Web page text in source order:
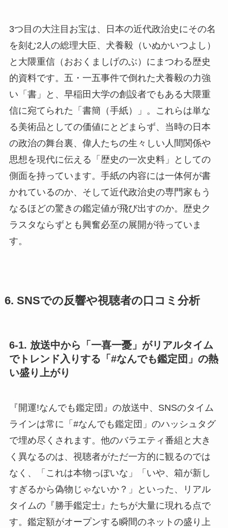
3つ目の大注目お宝は、日本の近代政治史にその名
を刻む2人の総理大臣、犬養毅（いぬかいつよし）
と大隈重信（おおくましげのぶ）にまつわる歴史
的資料です。五・一五事件で倒れた犬養毅の力強
い「書」と、早稲田大学の創設者でもある大隈重
信に宛てられた「書簡（手紙）」。これらは単な
る美術品としての価値にとどまらず、当時の日本
の政治の舞台裏、偉人たちの生々しい人間関係や
思想を現代に伝える「歴史の一次史料」としての
側面を持っています。手紙の内容には一体何が書
かれているのか、そして近代政治史の専門家もう
なるほどの驚きの鑑定値が飛び出すのか。歴史ク
ラスタならずとも興奮必至の展開が待っていま
す。
6. SNSでの反響や視聴者の口コミ分析
6-1. 放送中から「一喜一憂」がリアルタイム
でトレンド入りする「#なんでも鑑定団」の熱
い盛り上がり
『開運!なんでも鑑定団』の放送中、SNSのタイム
ラインは常に「#なんでも鑑定団」のハッシュタグ
で埋め尽くされます。他のバラエティ番組と大き
く異なるのは、視聴者がただ一方的に観るのでは
なく、「これは本物っぽいな」「いや、箱が新し
すぎるから偽物じゃないか？」といった、リアル
タイムの『勝手鑑定士』たちが大量に現れる点で
す。鑑定額がオープンする瞬間のネットの盛り上